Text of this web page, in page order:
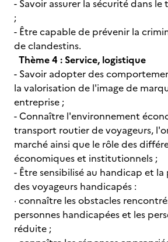
- Savoir assurer la sécurité dans
;
- Être capable de prévenir la
de clandestins.
Thème 4 : Service, logistique
- Savoir adopter des
la valorisation de l'image de
entreprise ;
- Connaître l'environnement
transport routier de voyageurs,
marché ainsi que le rôle des
économiques et institutionnels ;
- Être sensibilisé au handicap et
des voyageurs handicapés :
· connaître les obstacles
personnes handicapées et les
réduite ;